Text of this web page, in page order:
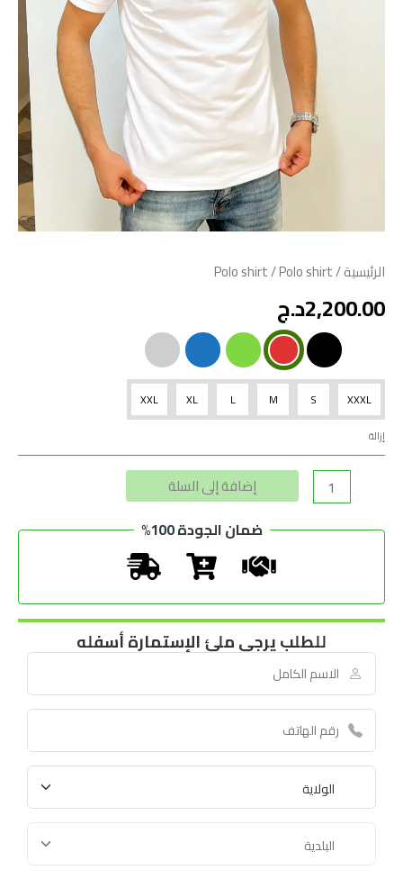
الرئيسية/
Polo shirt/ Polo shirt
2,200.00د.ج
XXXL
S
M
L
XL
XXL
إزالة
إضافة إلى السلة
ضمان الجودة 100%
للطلب يرجى ملئ الإستمارة أسفله